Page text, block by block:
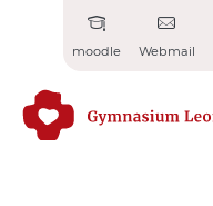
moodle Webmail